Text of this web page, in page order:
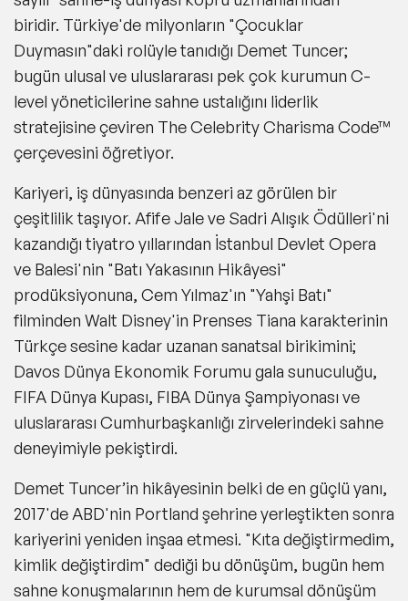
biridir. Türkiye'de milyonların "Çocuklar
Duymasın"daki rolüyle tanıdığı Demet Tuncer;
bugün ulusal ve uluslararası pek çok kurumun C-
level yöneticilerine sahne ustalığını liderlik
stratejisine çeviren The Celebrity Charisma Code™
çerçevesini öğretiyor.
Kariyeri, iş dünyasında benzeri az görülen bir
çeşitlilik taşıyor. Afife Jale ve Sadri Alışık Ödülleri'ni
kazandığı tiyatro yıllarından İstanbul Devlet Opera
ve Balesi'nin "Batı Yakasının Hikâyesi"
prodüksiyonuna, Cem Yılmaz'ın "Yahşi Batı"
filminden Walt Disney'in Prenses Tiana karakterinin
Türkçe sesine kadar uzanan sanatsal birikimini;
Davos Dünya Ekonomik Forumu gala sunuculuğu,
FIFA Dünya Kupası, FIBA Dünya Şampiyonası ve
uluslararası Cumhurbaşkanlığı zirvelerindeki sahne
deneyimiyle pekiştirdi.
Demet Tuncer’in hikâyesinin belki de en güçlü yanı,
2017'de ABD'nin Portland şehrine yerleştikten sonra
kariyerini yeniden inşaa etmesi. "Kıta değiştirmedim,
kimlik değiştirdim" dediği bu dönüşüm, bugün hem
sahne konuşmalarının hem de kurumsal dönüşüm